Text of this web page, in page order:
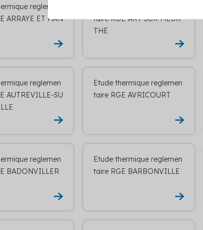
reglemen
ARRAYE ET HAN
taire RGE ART SUR MEUR
THE
reglemen
AUTREVILLE-SU
Etude thermique reglemen
taire RGE AVRICOURT
reglemen
BADONVILLER
Etude thermique reglemen
taire RGE BARBONVILLE